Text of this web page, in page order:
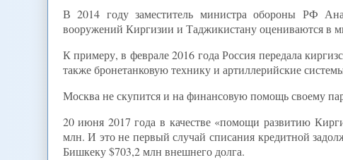
В 2014 году заместитель министра обороны РФ
вооружений Киргизии и Таджикистану оцениваются в
К примеру, в феврале 2016 года Россия передала
также бронетанковую технику и артиллерийские
Москва не скупится и на финансовую помощь своему
20 июня 2017 года в качестве «помощи развитию
млн. И это не первый случай списания кредитной
Бишкеку $703,2 млн внешнего долга.